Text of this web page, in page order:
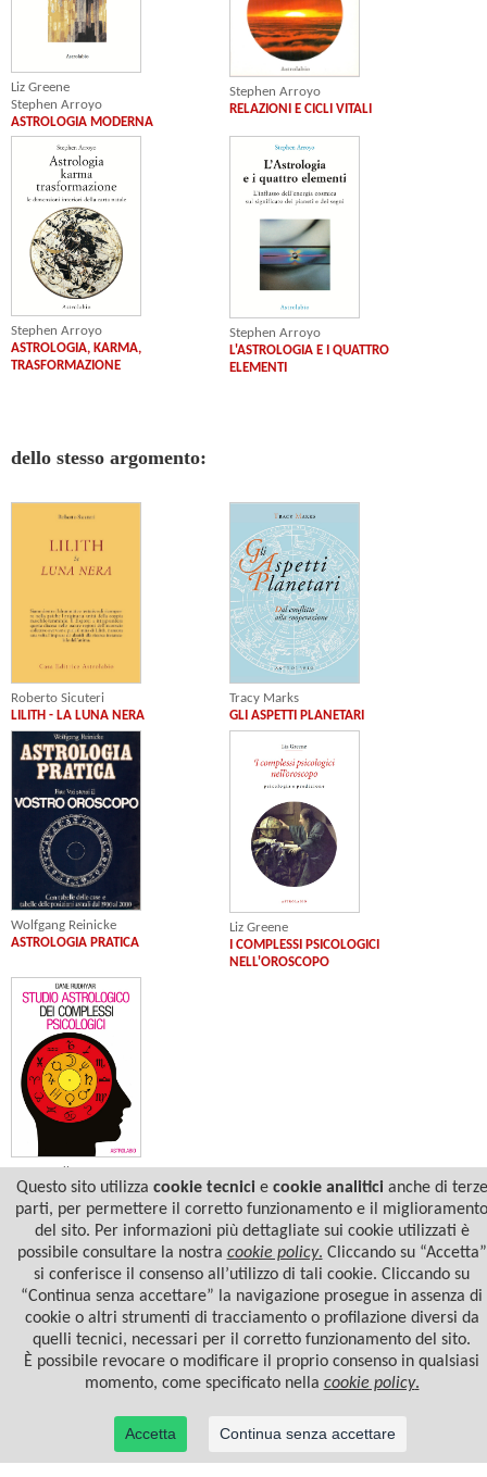
Liz Greene
Stephen Arroyo
ASTROLOGIA MODERNA
Stephen Arroyo
RELAZIONI E CICLI VITALI
Stephen Arroyo
ASTROLOGIA, KARMA,
TRASFORMAZIONE
Stephen Arroyo
L'ASTROLOGIA E I QUATTRO
ELEMENTI
dello stesso argomento:
Roberto Sicuteri
LILITH - LA LUNA NERA
Tracy Marks
GLI ASPETTI PLANETARI
Wolfgang Reinicke
ASTROLOGIA PRATICA
Liz Greene
I COMPLESSI PSICOLOGICI
NELL'OROSCOPO
STUDIO ASTROLOGICO DEI
COMPLESSI PSICOLOGICI
© 2022 Casa Editrice Astrolabio - Ubaldini Editore S.r.l. - P.IVA 10323461003 |Informativa
Questo sito utilizza cookie tecnicie cookie analiticianche di terze
parti, per permettere il corretto funzionamento e il miglioramento
del sito. Per informazioni più dettagliate sui cookie utilizzati è
possibile consultare la nostra cookie policy. Cliccando su “Accetta”
si conferisce il consenso all’utilizzo di tali cookie. Cliccando su
“Continua senza accettare” la navigazione prosegue in assenza di
cookie o altri strumenti di tracciamento o profilazione diversi da
quelli tecnici, necessari per il corretto funzionamento del sito.
È possibile revocare o modificare il proprio consenso in qualsiasi
momento, come specificato nella cookie policy.
Accetta Continua senza accettare